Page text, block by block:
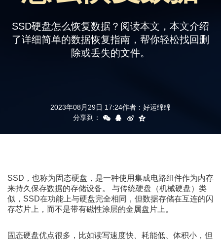
SSD硬盘怎么恢复数据？阅读本文，本文介绍
了详细简单的数据恢复指南，帮你轻松找回删
除或丢失的文件。
2023年08月29日 17:24作者： 好运绵绵
分享到：
SSD，也称为固态硬盘，是一种使用集成电路组件作为内存
来持久保存数据的存储设备。 与传统硬盘（机械硬盘）类
似，SSD在功能上与硬盘完全相同，但数据存储在互连的闪
存芯片上，而不是带有磁性涂层的金属盘片上。
固态硬盘优点很多，比如读写速度快、耗能低、体积小，但